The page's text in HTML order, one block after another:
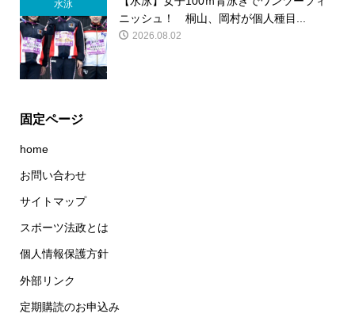
水泳
ニッシュ！ 桐山、岡村が個人種目...
2026.08.02
固定ページ
home
お問い合わせ
サイトマップ
スポーツ法政とは
個人情報保護方針
外部リンク
定期購読のお申込み